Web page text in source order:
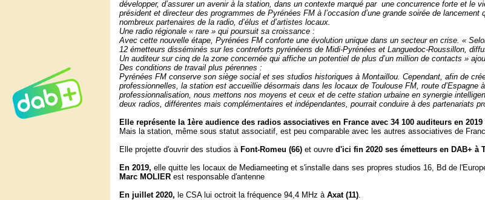
développer, d’assurer un avenir à la station, dans un contexte marqué par une concurrence forte et le
président et directeur des programmes de Pyrénées FM à l’occasion d’une grande soirée de
nombreux partenaires de la radio, d’élus et d’artistes locaux.
Une radio régionale « rare » qui poursuit sa croissance :
Avec cette nouvelle étape, Pyrénées FM conforte une évolution unique dans un secteur en crise. «
12 émetteurs disséminés sur les contreforts pyrénéens de Midi-Pyrénées et Languedoc-Roussillon,
Un auditeur sur cinq de la zone concernée qui affiche un potentiel de plus d’un million de contacts »
Des conditions de travail plus pérennes :
Pyrénées FM conserve son siège social et ses studios historiques à Montaillou. Cependant, afin de
professionnelles, la station est accueillie désormais dans les locaux de Toulouse FM, route d’Espagne
professionnalisation, nous mettons nos moyens et ceux et de cette station urbaine en synergie
deux radios, différentes mais complémentaires et indépendantes, pourrait conduire à des partenariats
Elle représente la 1ère audience des radios associatives en France avec 34 100 auditeurs en 2019
Mais la station, même sous statut associatif, est peu comparable avec les autres associatives de
Elle projette d'ouvrir des studios à Font-Romeu (66) et ouvre d'ici fin 2020 ses émetteurs en DAB+ à
En 2019, elle quitte les locaux de Mediameeting et s'installe dans ses propres studios 16, Bd de
Marc MOLIER est responsable d'antenne
En juillet 2020, le CSA lui octroit la fréquence 94,4 MHz à Axat (11).